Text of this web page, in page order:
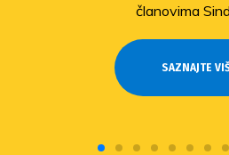
članovima
SAZNAJTE